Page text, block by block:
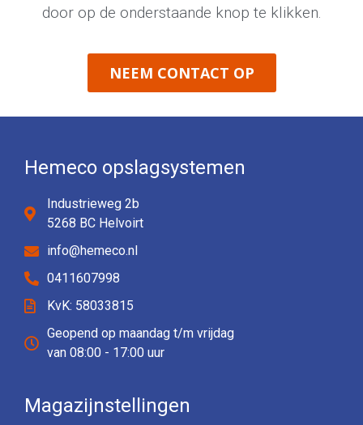
door op de onderstaande knop te klikken.
NEEM CONTACT OP
Hemeco opslagsystemen
Industrieweg 2b
5268 BC Helvoirt
info@hemeco.nl
0411607998
KvK: 58033815
Geopend op maandag t/m vrijdag
van 08:00 - 17:00 uur
Magazijnstellingen